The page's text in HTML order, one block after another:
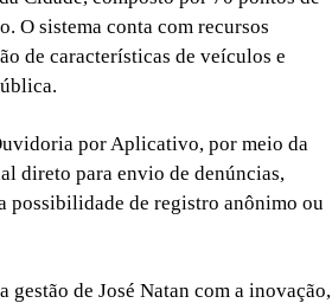
O sistema conta com recursos
de características de veículos e
por Aplicativo, por meio da
direto para envio de denúncias,
possibilidade de registro anônimo ou
de José Natan com a inovação,